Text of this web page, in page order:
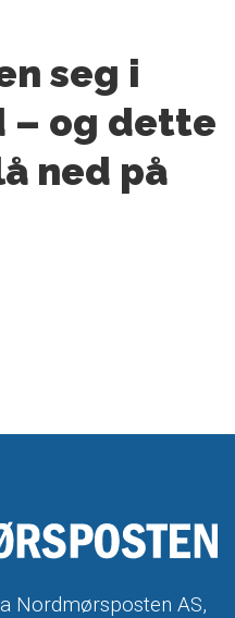
seg i
– og dette
ned på
Nordmørsposten AS,